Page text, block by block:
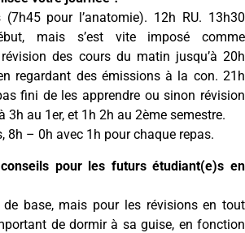
pour l’anatomie). 12h RU. 13h30
mais s’est vite imposé comme
des cours du matin jusqu’à 20h
regardant des émissions à la con. 21h
fini de les apprendre ou sinon révision
3h au 1er, et 1h 2h au 2ème semestre.
8h – 0h avec 1h pour chaque repas.
pour les futurs étudiant(e)s en
de base, mais pour les révisions en tout
de dormir à sa guise, en fonction